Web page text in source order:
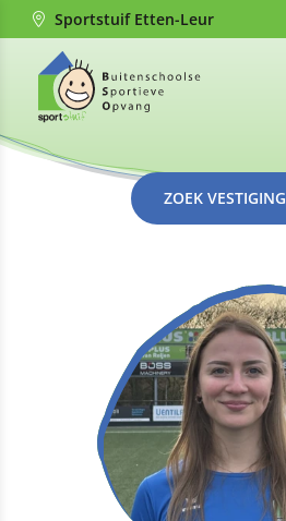
Sportstuif Etten-Leur
ZOEK VESTIGING